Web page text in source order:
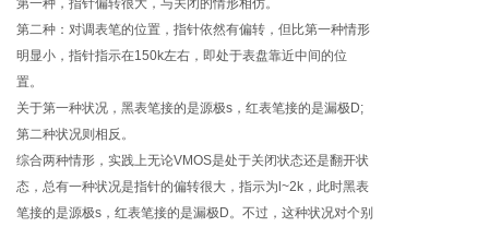
第一种，指针偏转很大，与关闭的情形相仿。
第二种：对调表笔的位置，指针依然有偏转，但比第一种情形
明显小，指针指示在150k左右，即处于表盘靠近中间的位
置。
关于第一种状况，黑表笔接的是源极s，红表笔接的是漏极D;
第二种状况则相反。
综合两种情形，实践上无论VMOS是处于关闭状态还是翻开状
态，总有一种状况是指针的偏转很大，指示为l~2k，此时黑表
笔接的是源极s，红表笔接的是漏极D。不过，这种状况对个别